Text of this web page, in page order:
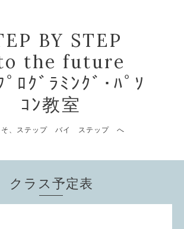
BY STEP
the future
ﾟﾛｸﾞﾗﾐﾝｸﾞ･ﾊﾟｿ
ｺﾝ教室
そ、ステップ バイ ステップ へ
クラス予定表